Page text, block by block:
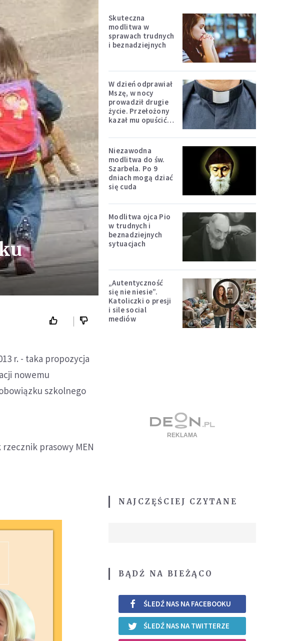
r. - taka propozycja
nowemu
szkolnego
prasowy MEN
Skuteczna
modlitwa w
sprawach trudnych
i beznadziejnych
W dzień odprawiał
Mszę, w nocy
prowadził drugie
życie. Przełożony
kazał mu opuścić
Niezawodna
modlitwa do św.
Szarbela. Po 9
dniach mogą dziać
się cuda
Modlitwa ojca Pio
w trudnych i
beznadziejnych
sytuacjach
„Autentyczność
się nie niesie”.
Katoliczki o presji
i sile social
mediów
NAJCZĘŚCIEJ CZYTANE
BĄDŹ NA BIEŻĄCO
ŚLEDŹ NAS NA FACEBOOKU
ŚLEDŹ NAS NA TWITTERZE